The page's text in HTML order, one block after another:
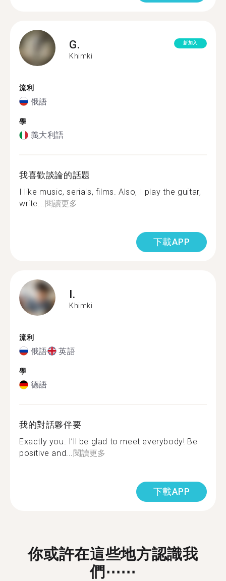
G.
Khimki
新加入
流利
俄語
學
義大利語
我喜歡談論的話題
I like music, serials, films. Also, I play the guitar,
write...閱讀更多
下載APP
I.
Khimki
流利
俄語 英語
學
德語
我的對話夥伴要
Exactly you. I’ll be glad to meet everybody! Be
positive and...閱讀更多
下載APP
你或許在這些地方認識我
們⋯⋯